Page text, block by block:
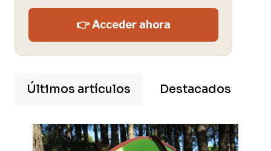
👉 Acceder ahora
Últimos artículos Destacados